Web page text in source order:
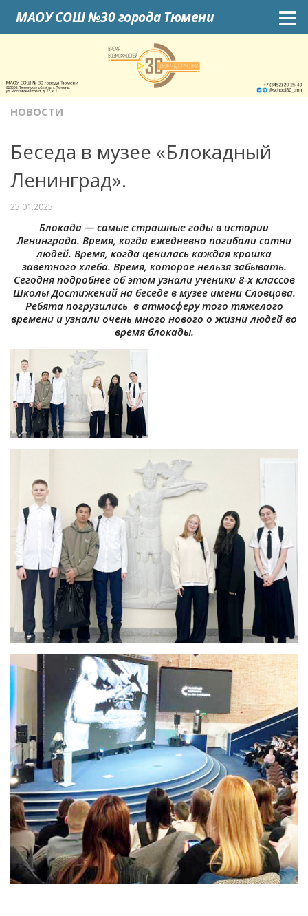
Skip to content
МАОУ СОШ №30 города Тюмени
НОВОСТИ
Беседа в музее «Блокадный
Ленинград».
25.01.2025
Блокада — самые страшные годы в истории
Ленинграда. Время, когда ежедневно погибали сотни
людей. Время, когда ценилась каждая крошка
заветного хлеба. Время, которое нельзя забывать.
Сегодня подробнее об этом узнали ученики 8-х классов
Школы Достижений на беседе в музее имени Словцова.
Ребята погрузились в атмосферу того тяжелого
времени и узнали очень много нового о жизни людей во
время блокады.